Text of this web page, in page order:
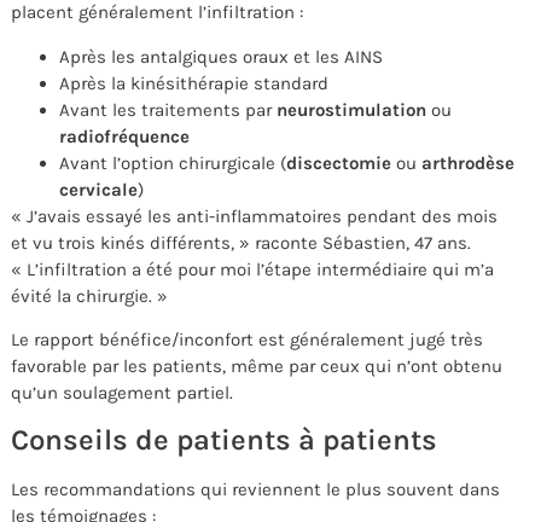
placent généralement l’infiltration :
Après les antalgiques oraux et les AINS
Après la kinésithérapie standard
Avant les traitements par neurostimulation ou
radiofréquence
Avant l’option chirurgicale (discectomie ou arthrodèse
cervicale)
« J’avais essayé les anti-inflammatoires pendant des mois
et vu trois kinés différents, » raconte Sébastien, 47 ans.
« L’infiltration a été pour moi l’étape intermédiaire qui m’a
évité la chirurgie. »
Le rapport bénéfice/inconfort est généralement jugé très
favorable par les patients, même par ceux qui n’ont obtenu
qu’un soulagement partiel.
Conseils de patients à patients
Les recommandations qui reviennent le plus souvent dans
les témoignages :